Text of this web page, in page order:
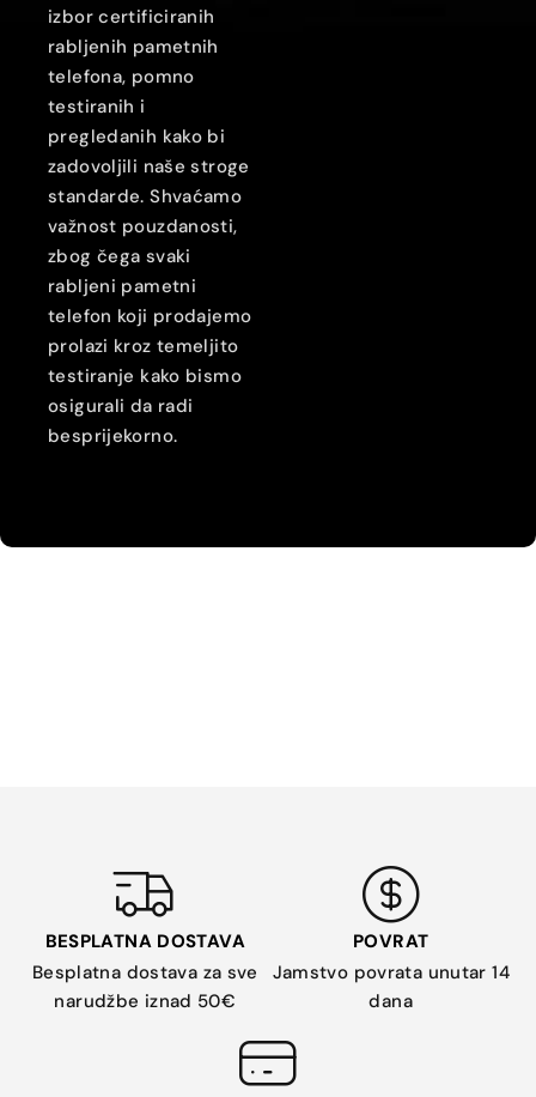
izbor certificiranih
rabljenih pametnih
telefona, pomno
testiranih i
pregledanih kako bi
zadovoljili naše stroge
standarde. Shvaćamo
važnost pouzdanosti,
zbog čega svaki
rabljeni pametni
telefon koji prodajemo
prolazi kroz temeljito
testiranje kako bismo
osigurali da radi
besprijekorno.
BESPLATNA DOSTAVA
Besplatna dostava za sve
narudžbe iznad 50€
POVRAT
Jamstvo povrata unutar 14
dana